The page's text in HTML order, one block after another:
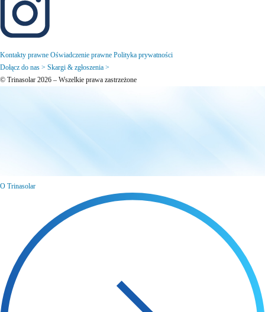
Kontakty prawne Oświadczenie prawne Polityka prywatności
Dołącz do nas > Skargi & zgłoszenia >
© Trinasolar 2026 – Wszelkie prawa zastrzeżone
O Trinasolar